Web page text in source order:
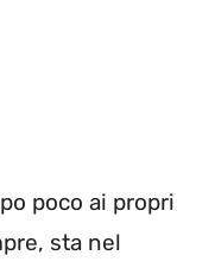
poco ai propri
sta nel